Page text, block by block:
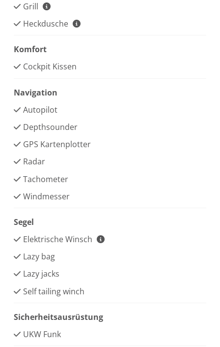
Grill
Heckdusche
Komfort
Cockpit Kissen
Navigation
Autopilot
Depthsounder
GPS Kartenplotter
Radar
Tachometer
Windmesser
Segel
Elektrische Winsch
Lazy bag
Lazy jacks
Self tailing winch
Sicherheitsausrüstung
UKW Funk